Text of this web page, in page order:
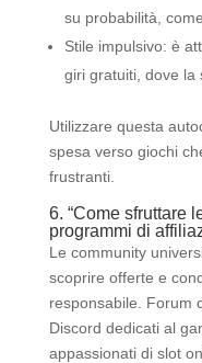
su probabilità,
Stile impulsivo: è
giri gratuiti, dove la
Utilizzare questa
spesa verso giochi
frustranti.
6. “Come sfruttare
programmi di
Le community
scoprire offerte e
responsabile. Forum
Discord dedicati al
appassionati di slot